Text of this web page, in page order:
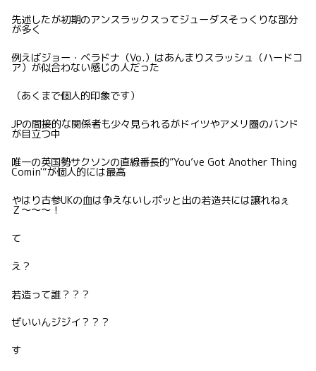
先述したが初期のアンスラックスってジューダスそっくりな部分
が多く
例えばジョー・ベラドナ（Vo.）はあんまりスラッシュ（ハードコ
ア）が似合わない感じの人だった
（あくまで個人的印象です）
JPの間接的な関係者も少々見られるがドイツやアメリ圏のバンド
が目立つ中
唯一の英国勢サクソンの直線番長的”You’ve Got Another Thing
Comin'”が個人的には最高
やはり古参UKの血は争えないしポッと出の若造共には譲れねぇ
Ｚ〜〜〜！
て
え？
若造って誰？？？
ぜいいんジジイ？？？
す